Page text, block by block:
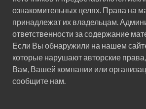
ознакомительных целях. Права на
принадлежат их владельцам.
ответственности за содержание
Если Вы обнаружили на нашем
которые нарушают авторские
Вам, Вашей компании или
сообщите нам.